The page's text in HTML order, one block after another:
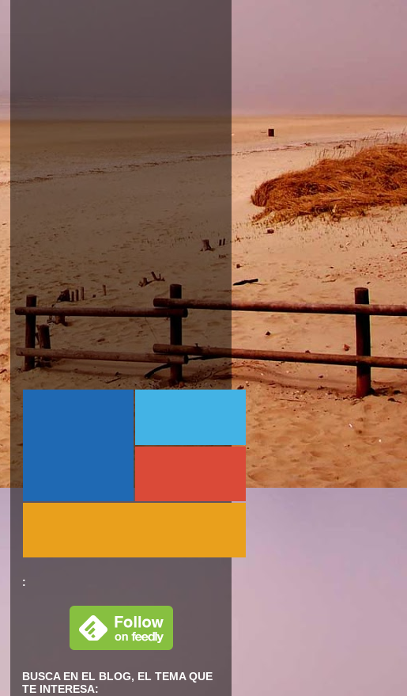
:
BUSCA EN EL BLOG, EL TEMA QUE
TE INTERESA: